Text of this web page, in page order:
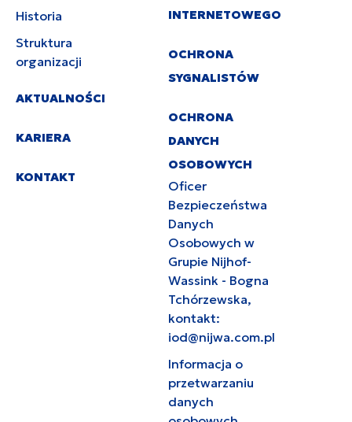
Historia
Struktura
organizacji
AKTUALNOŚCI
KARIERA
KONTAKT
INTERNETOWEGO
OCHRONA
SYGNALISTÓW
OCHRONA
DANYCH
OSOBOWYCH
Oficer
Bezpieczeństwa
Danych
Osobowych w
Grupie Nijhof-
Wassink - Bogna
Tchórzewska,
kontakt:
iod@nijwa.com.pl
Informacja o
przetwarzaniu
danych